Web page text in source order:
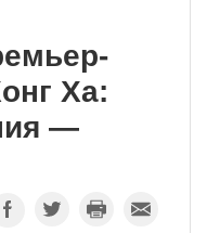
Ха:
—